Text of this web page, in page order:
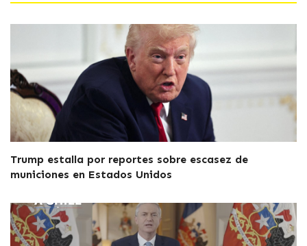
Trump estalla por reportes sobre escasez de
municiones en Estados Unidos